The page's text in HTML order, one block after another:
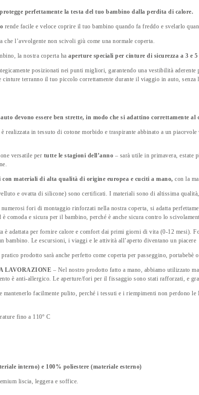
perfettamente la testa del tuo bambino dalla perdita di calore.
rende facile e veloce coprire il tuo bambino quando fa freddo e svelarlo
che l’avvolgente non scivoli giù come una normale coperta.
la nostra coperta haaperture speciali per cinture di sicurezza a 3 e
posizionati nei punti migliori, garantendo una vestibilità
cinture terranno il tuo piccolo correttamente durante il viaggio in auto,
devono essere ben strette, in modo che si adattino correttamente
realizzata in tessuto di cotone morbido e traspirante abbinato a un
versatile per tutte le stagioni dell’anno – sarà utile in primavera, estate
con materiali di alta qualità di origine europea e cuciti a mano, con la
e ovatta di silicone) sono certificati. I materiali sono di altissima
fori di montaggio rinforzati nella nostra coperta, si adatta
è comoda e sicura per il bambino, perché è anche sicura contro lo
è adattata per fornire calore e comfort dai primi giorni di vita (0-12 mesi).
bambino. Le escursioni, i viaggi e le attività all’aperto diventano un piacere
prodotto sarà anche perfetto come coperta per passeggino,
LAVORAZIONE – Nel nostro prodotto fatto a mano, abbiamo utilizzato
è anti-allergico. Le aperture/fori per il fissaggio sono stati rafforzati, e
mantenerlo facilmente pulito, perché i tessuti e i riempimenti non perdono
fino a 110º C
interno) e 100% poliestere (materiale esterno)
liscia, leggera e soffice.